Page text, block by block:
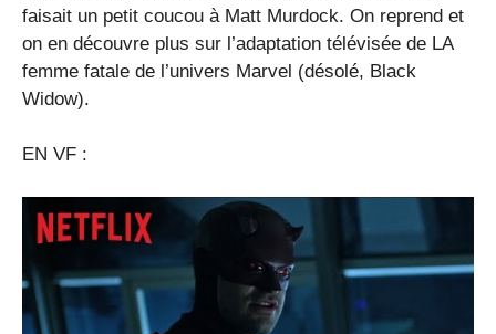
faisait un petit coucou à Matt Murdock. On reprend et
on en découvre plus sur l’adaptation télévisée de LA
femme fatale de l’univers Marvel (désolé, Black
Widow).
EN VF :